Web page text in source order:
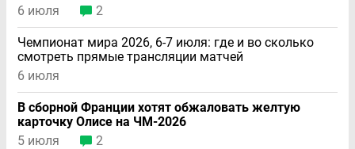
6 июля
2
Чемпионат мира 2026, 6-7 июля: где и во сколько
смотреть прямые трансляции матчей
6 июля
В сборной Франции хотят обжаловать желтую
карточку Олисе на ЧМ-2026
5 июля
2